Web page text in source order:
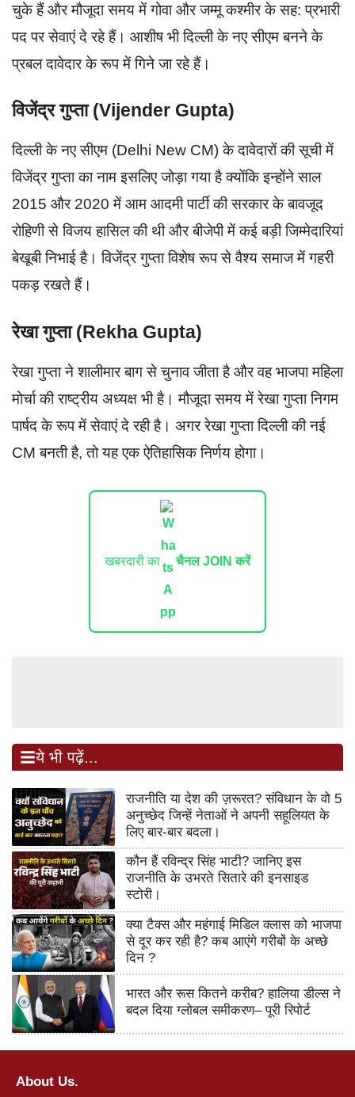
चुके हैं और मौजूदा समय में गोवा और जम्मू कश्मीर के सह: प्रभारी
पद पर सेवाएं दे रहे हैं। आशीष भी दिल्ली के नए सीएम बनने के
प्रबल दावेदार के रूप में गिने जा रहे हैं।
विजेंद्र गुप्ता (Vijender Gupta)
दिल्ली के नए सीएम (Delhi New CM) के दावेदारों की सूची में
विजेंद्र गुप्ता का नाम इसलिए जोड़ा गया है क्योंकि इन्होंने साल
2015 और 2020 में आम आदमी पार्टी की सरकार के बावजूद
रोहिणी से विजय हासिल की थी और बीजेपी में कई बड़ी जिम्मेदारियां
बेखूबी निभाई है। विजेंद्र गुप्ता विशेष रूप से वैश्य समाज में गहरी
पकड़ रखते हैं।
रेखा गुप्ता (Rekha Gupta)
रेखा गुप्ता ने शालीमार बाग से चुनाव जीता है और वह भाजपा महिला
मोर्चा की राष्ट्रीय अध्यक्ष भी है। मौजूदा समय में रेखा गुप्ता निगम
पार्षद के रूप में सेवाएं दे रही है। अगर रेखा गुप्ता दिल्ली की नई
CM बनती है, तो यह एक ऐतिहासिक निर्णय होगा।
खबरदारी का चैनल JOIN करें
ये भी पढ़ें...
राजनीति या देश की ज़रूरत? संविधान के वो 5
अनुच्छेद जिन्हें नेताओं ने अपनी सहूलियत के
लिए बार-बार बदला।
कौन हैं रविन्द्र सिंह भाटी? जानिए इस
राजनीति के उभरते सितारे की इनसाइड
स्टोरी।
क्या टैक्स और महंगाई मिडिल क्लास को भाजपा
से दूर कर रही है? कब आएंगे गरीबों के अच्छे
दिन ?
भारत और रूस कितने करीब? हालिया डील्स ने
बदल दिया ग्लोबल समीकरण– पूरी रिपोर्ट
About Us.